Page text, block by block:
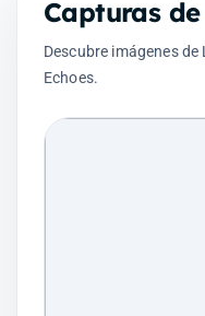
Capturas
Descubre imágenes
Echoes.